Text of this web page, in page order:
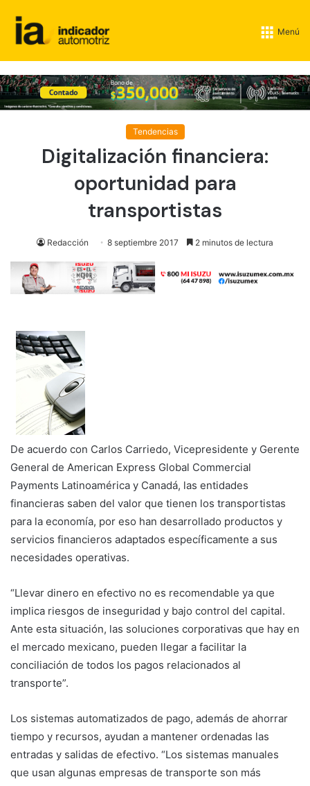
Menú
Tendencias
Digitalización financiera:
oportunidad para
transportistas
Redacción 8 septiembre 2017 2 minutos de lectura
De acuerdo con Carlos Carriedo, Vicepresidente y Gerente
General de American Express Global Commercial
Payments Latinoamérica y Canadá, las entidades
financieras saben del valor que tienen los transportistas
para la economía, por eso han desarrollado productos y
servicios financieros adaptados específicamente a sus
necesidades operativas.
“Llevar dinero en efectivo no es recomendable ya que
implica riesgos de inseguridad y bajo control del capital.
Ante esta situación, las soluciones corporativas que hay en
el mercado mexicano, pueden llegar a facilitar la
conciliación de todos los pagos relacionados al
transporte”.
Los sistemas automatizados de pago, además de ahorrar
tiempo y recursos, ayudan a mantener ordenadas las
entradas y salidas de efectivo. “Los sistemas manuales
que usan algunas empresas de transporte son más